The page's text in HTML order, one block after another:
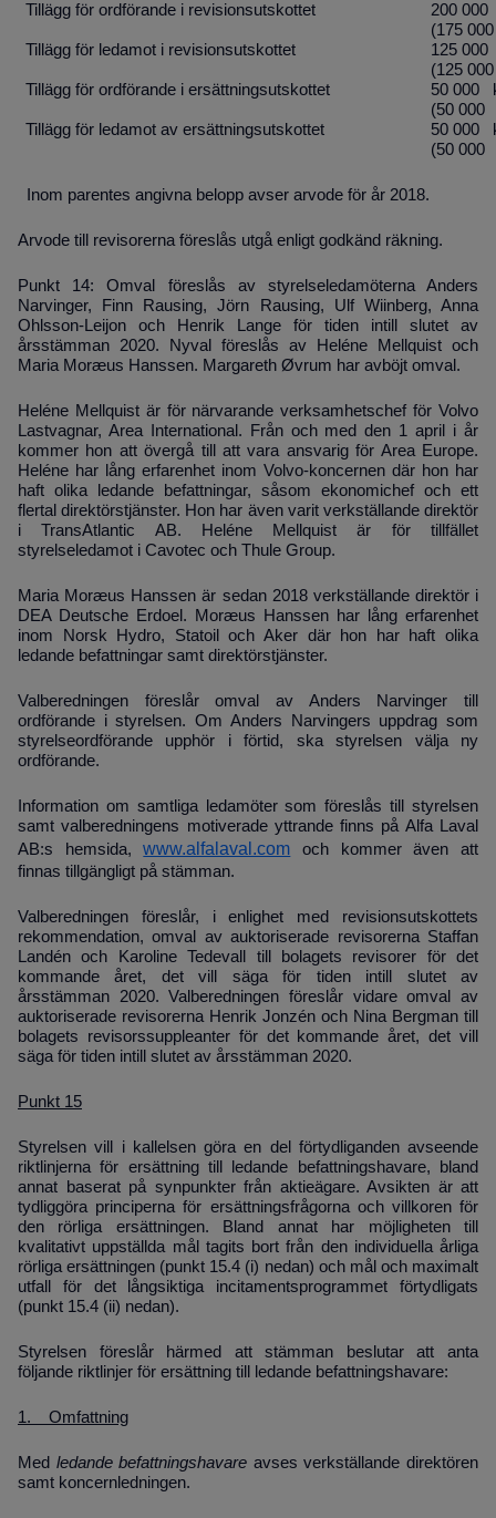
Tillägg för ordförande i revisionsutskottet
200
(175
Tillägg för ledamot i revisionsutskottet
125
(125
Tillägg för ordförande i ersättningsutskottet
50 000
(50 000
Tillägg för ledamot av ersättningsutskottet
50 000
(50 000
Inom parentes angivna belopp avser arvode för år 2018.
Arvode till revisorerna föreslås utgå enligt godkänd räkning.
Punkt 14: Omval föreslås av styrelseledamöterna Anders
Narvinger, Finn Rausing, Jörn Rausing, Ulf Wiinberg, Anna
Ohlsson-Leijon och Henrik Lange för tiden intill slutet av
årsstämman 2020. Nyval föreslås av Heléne Mellquist och
Maria Moræus Hanssen. Margareth Øvrum har avböjt omval.
Heléne Mellquist är för närvarande verksamhetschef för Volvo
Lastvagnar, Area International. Från och med den 1 april i år
kommer hon att övergå till att vara ansvarig för Area Europe.
Heléne har lång erfarenhet inom Volvo-koncernen där hon har
haft olika ledande befattningar, såsom ekonomichef och ett
flertal direktörstjänster. Hon har även varit verkställande direktör
i TransAtlantic AB. Heléne Mellquist är för tillfället
styrelseledamot i Cavotec och Thule Group.
Maria Moræus Hanssen är sedan 2018 verkställande direktör i
DEA Deutsche Erdoel.
Moræus Hanssen har lång erfarenhet
inom Norsk Hydro, Statoil och Aker där hon har haft olika
ledande befattningar samt direktörstjänster.
Valberedningen föreslår omval av Anders Narvinger till
ordförande i styrelsen. Om Anders Narvingers uppdrag som
styrelseordförande upphör i förtid, ska styrelsen välja ny
ordförande.
Information om samtliga ledamöter som föreslås till styrelsen
samt valberedningens motiverade yttrande finns på Alfa Laval
AB:s hemsida,www.alfalaval.com och kommer även att
finnas tillgängligt på stämman.
Valberedningen föreslår, i enlighet med revisionsutskottets
rekommendation, omval av auktoriserade revisorerna Staffan
Landén och Karoline Tedevall till bolagets revisorer för det
kommande året, det vill säga för tiden intill slutet av
årsstämman 2020. Valberedningen föreslår vidare omval av
auktoriserade revisorerna Henrik Jonzén och Nina Bergman till
bolagets revisorssuppleanter för det kommande året, det vill
säga för tiden intill slutet av årsstämman 2020.
Punkt 15
Styrelsen vill i kallelsen göra en del förtydliganden avseende
riktlinjerna för ersättning till ledande befattningshavare, bland
annat baserat på synpunkter från aktieägare. Avsikten är att
tydliggöra principerna för ersättningsfrågorna och villkoren för
den rörliga ersättningen. Bland annat har möjligheten till
kvalitativt uppställda mål tagits bort från den individuella årliga
rörliga ersättningen (punkt 15.4 (i) nedan) och mål och maximalt
utfall för det långsiktiga incitamentsprogrammet förtydligats
(punkt 15.4 (ii) nedan).
Styrelsen föreslår härmed att stämman beslutar att anta
följande riktlinjer för ersättning till ledande befattningshavare:
1. Omfattning
Med ledande befattningshavare avses verkställande direktören
samt koncernledningen.